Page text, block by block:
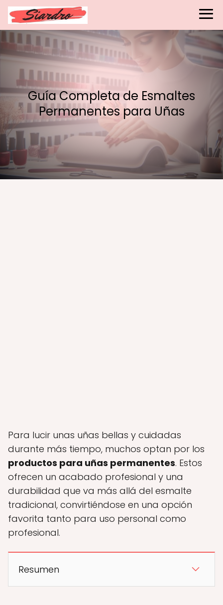
Guía Completa de Esmaltes
Permanentes para Uñas
Para lucir unas uñas bellas y cuidadas
durante más tiempo, muchos optan por los
productos para uñas permanentes. Estos
ofrecen un acabado profesional y una
durabilidad que va más allá del esmalte
tradicional, convirtiéndose en una opción
favorita tanto para uso personal como
profesional.
Resumen